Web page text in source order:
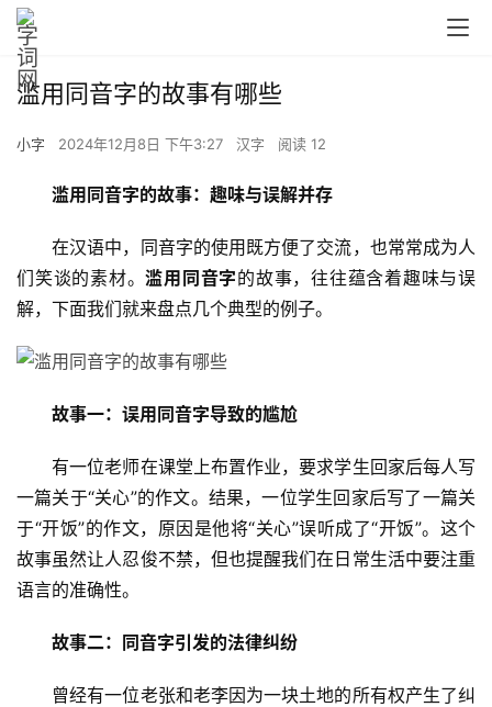
滥用同音字的故事有哪些
小字 2024年12月8日 下午3:27 汉字 阅读 12
滥用同音字的故事：趣味与误解并存
在汉语中，同音字的使用既方便了交流，也常常成为人
们笑谈的素材。滥用同音字的故事，往往蕴含着趣味与误
解，下面我们就来盘点几个典型的例子。
故事一：误用同音字导致的尴尬
有一位老师在课堂上布置作业，要求学生回家后每人写
一篇关于“关心”的作文。结果，一位学生回家后写了一篇关
于“开饭”的作文，原因是他将“关心”误听成了“开饭”。这个
故事虽然让人忍俊不禁，但也提醒我们在日常生活中要注重
语言的准确性。
故事二：同音字引发的法律纠纷
曾经有一位老张和老李因为一块土地的所有权产生了纠